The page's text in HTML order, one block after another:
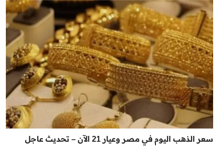
سعر الذهب اليوم في مصر وعيار 21 الآن – تحديث عاجل